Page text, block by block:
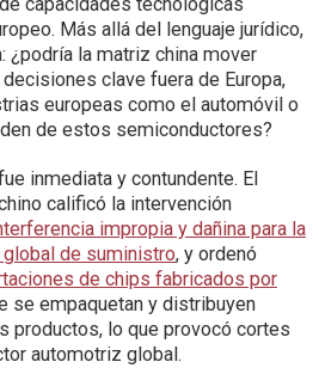
Más allá del lenguaje jurídico,
¿podría la matriz china mover
clave fuera de Europa,
europeas como el automóvil o
de estos semiconductores?
inmediata y contundente. El
calificó la intervención
impropia y dañina para la
de suministro, y ordenó
de chips fabricados por
se empaquetan y distribuyen
productos, lo que provocó cortes
automotriz global.